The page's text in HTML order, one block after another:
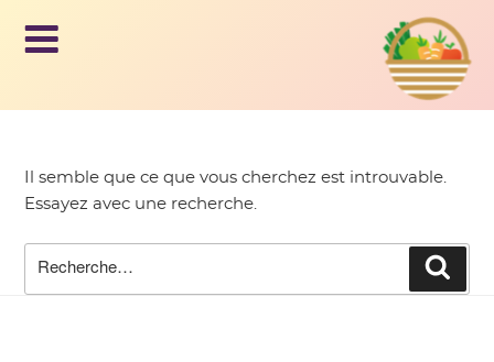
contenu
principal
AM
AP,
LE
PA
Le panier
d'Issy
Il semble que ce que vous cherchez est introuvable.
Essayez avec une recherche.